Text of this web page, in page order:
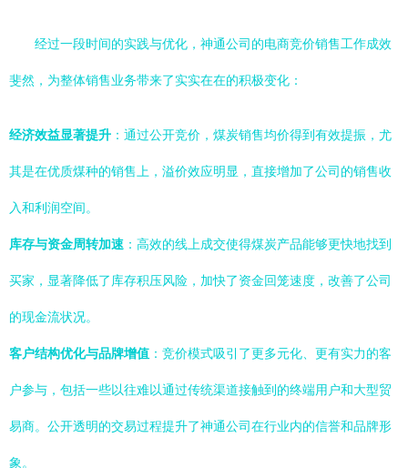
经过一段时间的实践与优化，神通公司的电商竞价销售工作成效
斐然，为整体销售业务带来了实实在在的积极变化：
经济效益显著提升 ：通过公开竞价，煤炭销售均价得到有效提振，尤
其是在优质煤种的销售上，溢价效应明显，直接增加了公司的销售收
入和利润空间。
库存与资金周转加速 ：高效的线上成交使得煤炭产品能够更快地找到
买家，显著降低了库存积压风险，加快了资金回笼速度，改善了公司
的现金流状况。
客户结构优化与品牌增值 ：竞价模式吸引了更多元化、更有实力的客
户参与，包括一些以往难以通过传统渠道接触到的终端用户和大型贸
易商。公开透明的交易过程提升了神通公司在行业内的信誉和品牌形
象。